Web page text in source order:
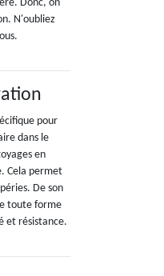
Donc, on
N'oubliez
pour
dans le
en
Cela permet
De son
toute forme
et résistance.